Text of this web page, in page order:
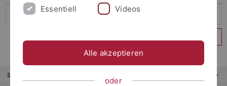
Service
Essentiell Videos
Alle akzeptieren
oder